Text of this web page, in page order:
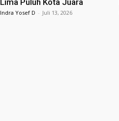
Indra Yosef D - Juli 13, 2026